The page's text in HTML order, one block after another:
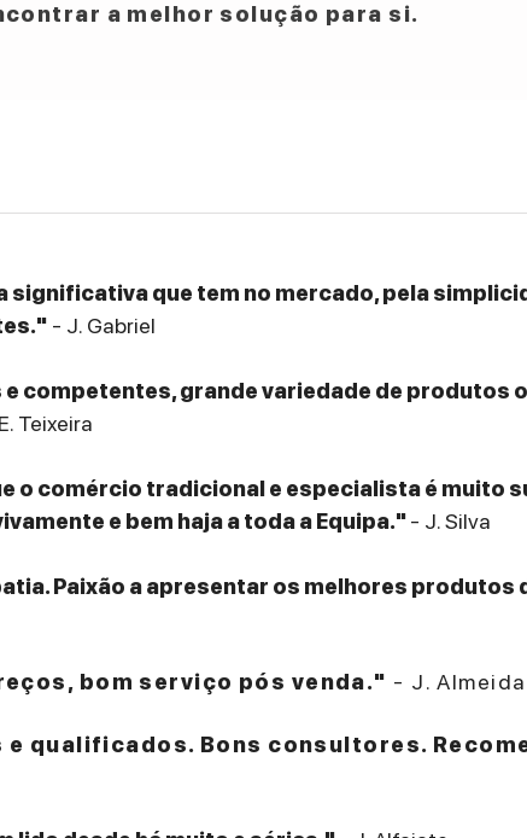
a melhor solução para si.
significativa que tem no mercado, pela
- J. Gabriel
competentes, grande variedade de produtos
Teixeira
o comércio tradicional e especialista é muito
e bem haja a toda a Equipa."- J. Silva
Paixão a apresentar os melhores produtos
bom serviço pós venda." - J. Almeida
qualificados. Bons consultores.